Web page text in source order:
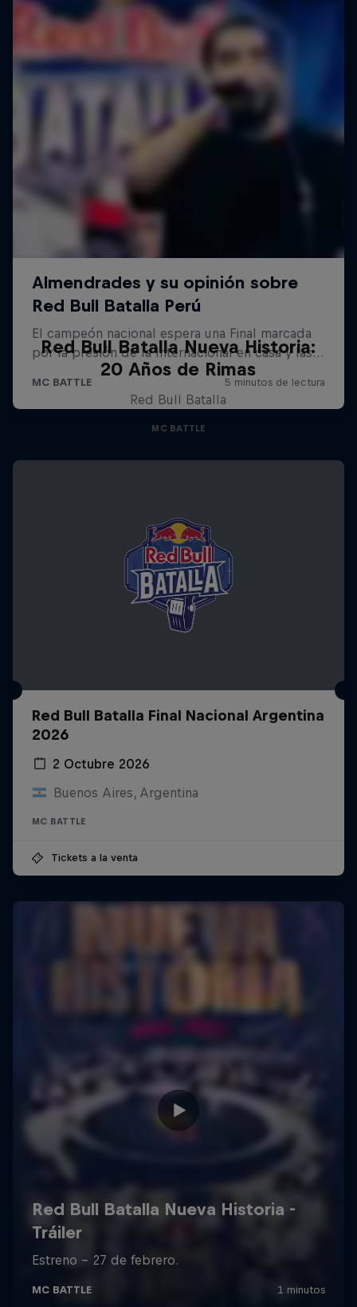
Red Bull Batalla Nueva Historia:
20 Años de Rimas
Red Bull Batalla
MC BATTLE
Red Bull Batalla Final Nacional Argentina
2026
2 Octubre 2026
Buenos Aires, Argentina
MC BATTLE
Tickets a la venta